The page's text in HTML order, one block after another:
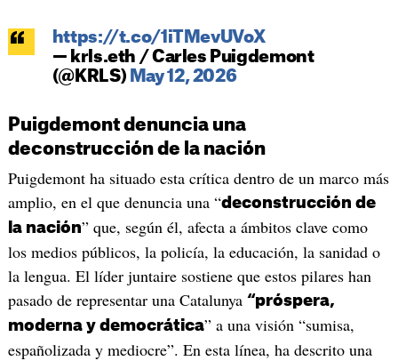
https://t.co/1iTMevUVoX
— krls.eth / Carles Puigdemont
(@KRLS) May 12, 2026
Puigdemont denuncia una
deconstrucción de la nación
Puigdemont ha situado esta crítica dentro de un marco más
amplio, en el que denuncia una “deconstrucción de
la nación” que, según él, afecta a ámbitos clave como
los medios públicos, la policía, la educación, la sanidad o
la lengua. El líder juntaire sostiene que estos pilares han
pasado de representar una Catalunya “próspera,
moderna y democrática” a una visión “sumisa,
españolizada y mediocre”. En esta línea, ha descrito una